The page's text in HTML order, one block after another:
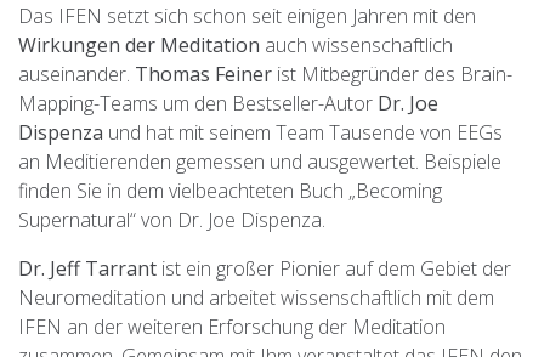
Das IFEN setzt sich schon seit einigen Jahren mit den
Wirkungen der Meditation auch wissenschaftlich
auseinander. Thomas Feiner ist Mitbegründer des Brain-
Mapping-Teams um den Bestseller-Autor Dr. Joe
Dispenza und hat mit seinem Team Tausende von EEGs
an Meditierenden gemessen und ausgewertet. Beispiele
finden Sie in dem vielbeachteten Buch „Becoming
Supernatural“ von Dr. Joe Dispenza.
Dr. Jeff Tarrant ist ein großer Pionier auf dem Gebiet der
Neuromeditation und arbeitet wissenschaftlich mit dem
IFEN an der weiteren Erforschung der Meditation